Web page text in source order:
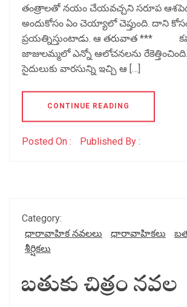
తంత్రాలతో నయం చేయవచ్చని సరూప
అందుకోసం ఏం చెయ్యాలో చెప్తుంది. దాని
ప్రయత్నిస్తుంటాడు. ఆ తరువాత ***
జాజులమ్మలో ఎన్నో ఆలోచనలను
సైదులుకు వారసున్ని ఇచ్చి ఆ […]
CONTINUE READING
Posted On : Published By :
Category:
ధారావాహిక నవలలు
ధారావాహికలు
శీర్షికలు
బతుకు చిత్రం నవల